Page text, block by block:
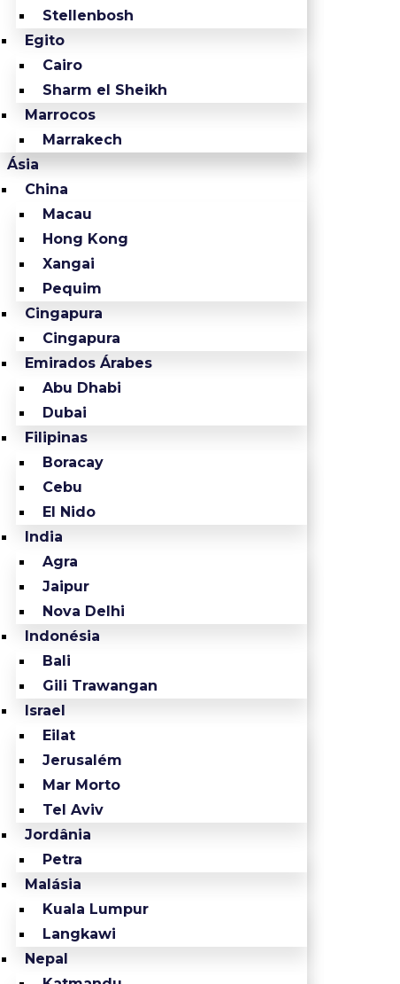
Stellenbosh
Egito
Cairo
Sharm el Sheikh
Marrocos
Marrakech
Ásia
China
Macau
Hong Kong
Xangai
Pequim
Cingapura
Cingapura
Emirados Árabes
Abu Dhabi
Dubai
Filipinas
Boracay
Cebu
El Nido
India
Agra
Jaipur
Nova Delhi
Indonésia
Bali
Gili Trawangan
Israel
Eilat
Jerusalém
Mar Morto
Tel Aviv
Jordânia
Petra
Malásia
Kuala Lumpur
Langkawi
Nepal